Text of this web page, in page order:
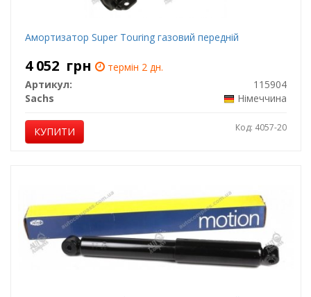
Амортизатор Super Touring газовий передній
4 052 грн
термін 2 дн.
Артикул:
115904
Sachs
Німеччина
КУПИТИ Код: 4057-20